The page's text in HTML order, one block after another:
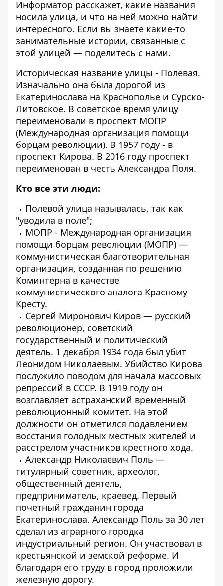
Информатор расскажет, какие названия
носила улица, и что на ней можно найти
интересного. Если вы знаете какие-то
занимательные истории, связанные с
этой улицей — поделитесь с нами.
Историческая название улицы - Полевая.
Изначально она была дорогой из
Екатеринослава на Краснополье и Сурско-
Литовское. В советское время улицу
переименовали в проспект МОПР
(Международная организация помощи
борцам революции). В 1957 году - в
проспект Кирова. В 2016 году проспект
переименован в честь Александра Поля.
Кто все эти люди:
Полевой улица называлась, так как
"уводила в поле";
МОПР - Международная организация
помощи борцам революции (МОПР) —
коммунистическая благотворительная
организация, созданная по решению
Коминтерна в качестве
коммунистического аналога Красному
Кресту.
Сергей Миронович Киров — русский
революционер, советский
государственный и политический
деятель. 1 декабря 1934 года был убит
Леонидом Николаевым. Убийство Кирова
послужило поводом для начала массовых
репрессий в СССР. В 1919 году он
возглавляет астраханский временный
революционный комитет. На этой
должности он отметился подавлением
восстания голодных местных жителей и
расстрелом участников крестного хода.
Александр Николаевич Поль —
титулярный советник, археолог,
общественный деятель,
предприниматель, краевед. Первый
почетный гражданин города
Екатеринослава. Александр Поль за 30 лет
сделал из аграрного городка
индустриальный регион. Он участвовал в
крестьянской и земской реформе. И
благодаря его труду в город проложили
железную дорогу.